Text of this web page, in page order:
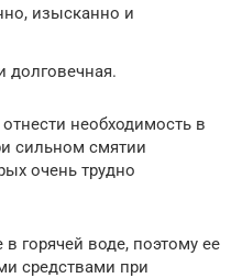
изысканно и
долговечная.
необходимость в
сильном смятии
очень трудно
в горячей воде, поэтому ее
средствами при